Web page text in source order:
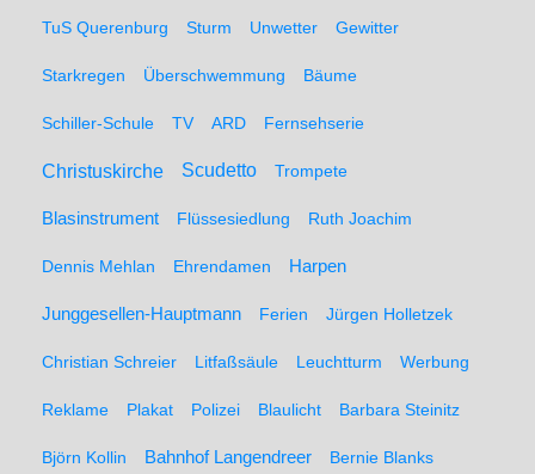
TuS Querenburg Sturm Unwetter Gewitter
Starkregen Überschwemmung Bäume
Schiller-Schule TV ARD Fernsehserie
Christuskirche Scudetto Trompete
Blasinstrument Flüssesiedlung Ruth Joachim
Dennis Mehlan Ehrendamen Harpen
Junggesellen-Hauptmann Ferien Jürgen Holletzek
Christian Schreier Litfaßsäule Leuchtturm Werbung
Reklame Plakat Polizei Blaulicht Barbara Steinitz
Björn Kollin Bahnhof Langendreer Bernie Blanks